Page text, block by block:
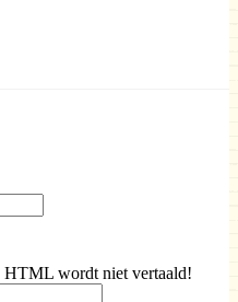
HTML wordt niet vertaald!